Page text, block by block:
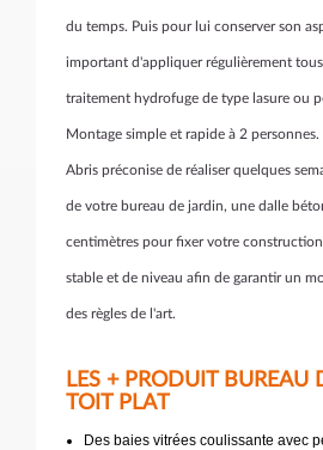
du temps. Puis pour lui conserver son
important d'appliquer régulièrement tous
traitement hydrofuge de type lasure ou
Montage simple et rapide à 2
Abris préconise de réaliser quelques
de votre bureau de jardin, une dalle
centimètres pour fixer votre
stable et de niveau afin de garantir un
des règles de l'art.
LES + PRODUIT BUREAU
TOIT PLAT
Des baies vitrées coulissante avec